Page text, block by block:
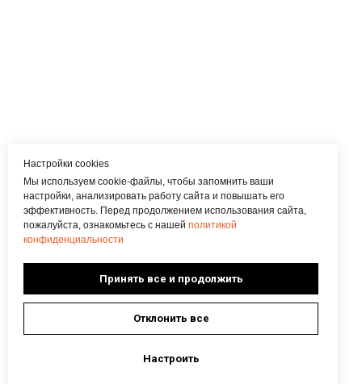
Настройки cookies
Мы используем cookie-файлы, чтобы запомнить ваши
настройки, анализировать работу сайта и повышать его
эффективность. Перед продолжением использования сайта,
пожалуйста, ознакомьтесь с нашей политикой
конфиденциальности
Принять все и продолжить
Отклонить все
Настроить